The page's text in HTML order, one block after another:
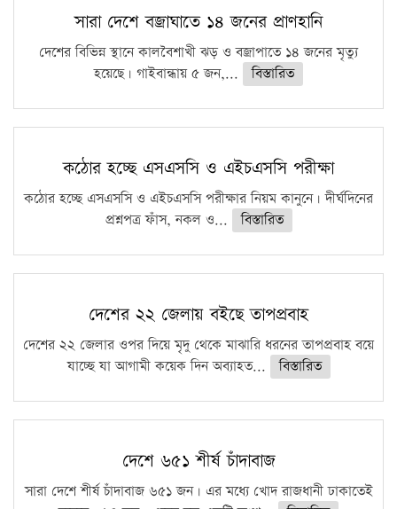
সারা দেশে বজ্রাঘাতে ১৪ জনের প্রাণহানি
দেশের বিভিন্ন স্থানে কালবৈশাখী ঝড় ও বজ্রাপাতে ১৪ জনের মৃত্যু
হয়েছে। গাইবান্ধায় ৫ জন,...
বিস্তারিত
কঠোর হচ্ছে এসএসসি ও এইচএসসি পরীক্ষা
কঠোর হচ্ছে এসএসসি ও এইচএসসি পরীক্ষার নিয়ম কানুনে। দীর্ঘদিনের
প্রশ্নপত্র ফাঁস, নকল ও...
বিস্তারিত
দেশের ২২ জেলায় বইছে তাপপ্রবাহ
দেশের ২২ জেলার ওপর দিয়ে মৃদু থেকে মাঝারি ধরনের তাপপ্রবাহ বয়ে
যাচ্ছে যা আগামী কয়েক দিন অব্যাহত...
বিস্তারিত
দেশে ৬৫১ শীর্ষ চাঁদাবাজ
সারা দেশে শীর্ষ চাঁদাবাজ ৬৫১ জন। এর মধ্যে খোদ রাজধানী ঢাকাতেই